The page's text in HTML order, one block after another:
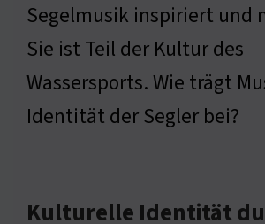
Segelmusik inspiriert und
Sie ist Teil der Kultur des
Wassersports. Wie trägt
Identität der Segler bei?
Kulturelle Identität